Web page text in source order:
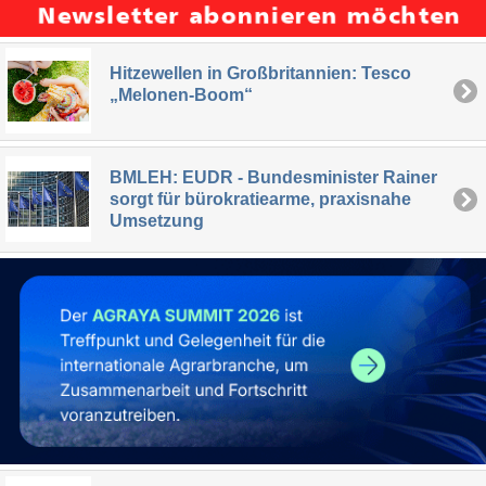
Hitzewellen in Großbritannien: Tesco
„Melonen-Boom“
BMLEH: EUDR - Bundesminister Rainer
sorgt für bürokratiearme, praxisnahe
Umsetzung